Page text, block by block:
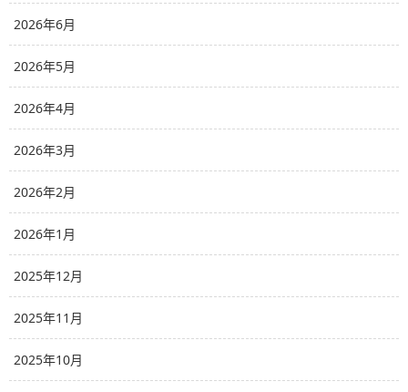
2026年6月
2026年5月
2026年4月
2026年3月
2026年2月
2026年1月
2025年12月
2025年11月
2025年10月